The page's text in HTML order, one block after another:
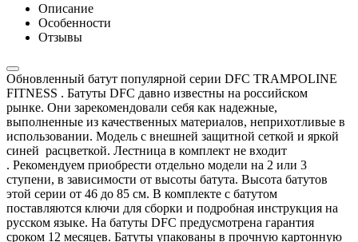
Описание
Особенности
Отзывы
Обновленный батут популярной серии DFC TRAMPOLINE
FITNESS . Батуты DFC давно известны на российском
рынке. Они зарекомендовали себя как надежные,
выполненные из качественных материалов, неприхотливые в
использовании. Модель с внешней защитной сеткой и яркой
синей расцветкой. Лестница в комплект не входит
. Рекомендуем приобрести отдельно модели на 2 или 3
ступени, в зависимости от высоты батута. Высота батутов
этой серии от 46 до 85 см. В комплекте с батутом
поставляются ключи для сборки и подробная инструкция на
русском языке. На батуты DFC предусмотрена гарантия
сроком 12 месяцев. Батуты упакованы в прочную картонную